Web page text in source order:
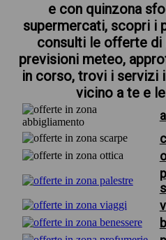
e con quinzona
supermercati, scopri i
consulti le offerte
previsioni meteo,
in corso, trovi i servizi
vicino a te e